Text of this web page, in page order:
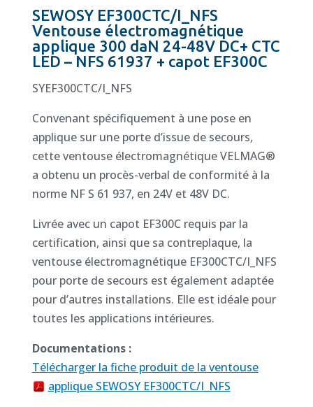
SEWOSY EF300CTC/I_NFS
Ventouse électromagnétique
applique 300 daN 24-48V DC+ CTC
LED – NFS 61937 + capot EF300C
SYEF300CTC/I_NFS
Convenant spécifiquement à une pose en
applique sur une porte d’issue de secours,
cette ventouse électromagnétique VELMAG®
a obtenu un procès-verbal de conformité à la
norme NF S 61 937, en 24V et 48V DC.
Livrée avec un capot EF300C requis par la
certification, ainsi que sa contreplaque, la
ventouse électromagnétique EF300CTC/I_NFS
pour porte de secours est également adaptée
pour d’autres installations. Elle est idéale pour
toutes les applications intérieures.
Documentations :
Télécharger la fiche produit de la ventouse
applique SEWOSY EF300CTC/I_NFS